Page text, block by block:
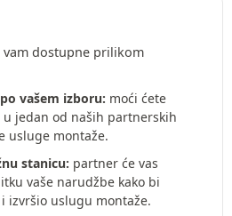
vam dostupne prilikom
vašem izboru: moći ćete
jedan od naših partnerskih
usluge montaže.
stanicu: partner će vas
vaše narudžbe kako bi
izvršio uslugu montaže.